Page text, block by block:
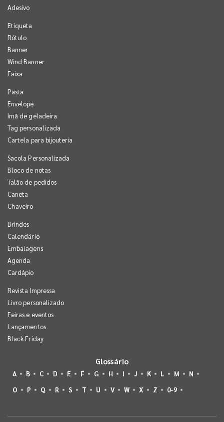
Adesivo
Etiqueta
Rótulo
Banner
Wind Banner
Faixa
Pasta
Envelope
Imã de geladeira
Tag personalizada
Cartela para bijouteria
Sacola Personalizada
Bloco de notas
Talão de pedidos
Caneta
Chaveiro
Brindes
Calendário
Embalagens
Agenda
Cardápio
Revista Impressa
Livro personalizado
Feiras e eventos
Lançamentos
Black Friday
Glossário
A B C D E F G H I J K L M
N
O
P Q R S T U V W X Z 0-9